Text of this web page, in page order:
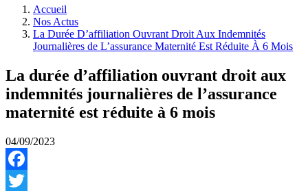
Accueil
Nos Actus
La Durée D’affiliation Ouvrant Droit Aux Indemnités
Journalières de L’assurance Maternité Est Réduite À 6 Mois
La durée d’affiliation ouvrant droit aux
indemnités journalières de l’assurance
maternité est réduite à 6 mois
04/09/2023
Facebook